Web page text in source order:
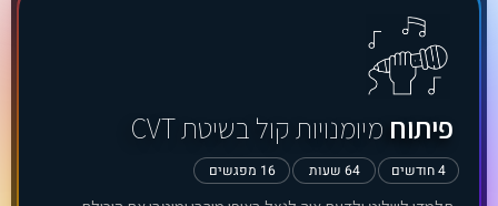
פיתוח מיומנויות קול בשיטת CVT
4 חודשים 64 שעות 16 מפגשים